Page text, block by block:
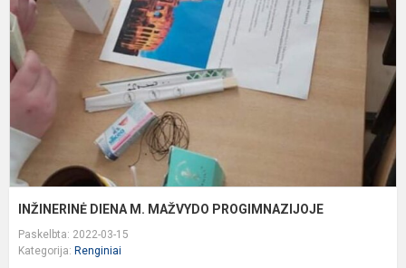
INŽINERINĖ DIENA M. MAŽVYDO PROGIMNAZIJOJE
Paskelbta: 2022-03-15
Kategorija: Renginiai